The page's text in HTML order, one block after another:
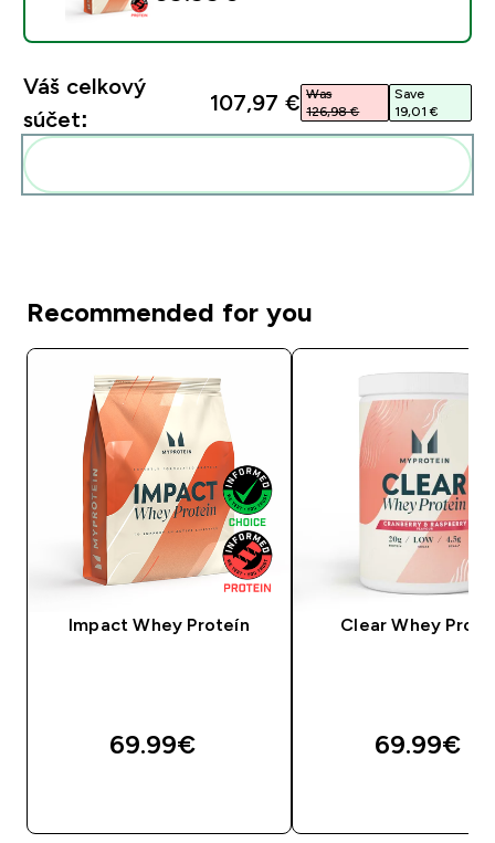
Váš celkový
súčet:
107,97 €‎ Was
126,98 €‎
Save
19,01 €‎
Recommended for you
Impact Whey Proteín
69.99€‎
Clear Whey
69.99€‎